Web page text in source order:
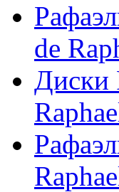
de
Диски